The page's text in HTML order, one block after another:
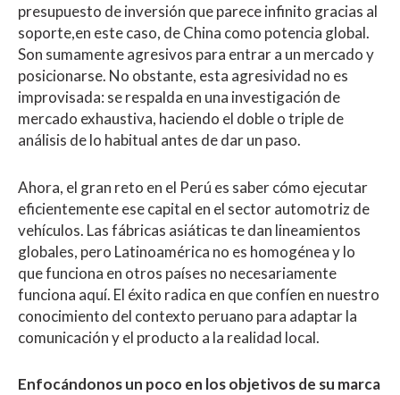
presupuesto de inversión que parece infinito gracias al
soporte,en este caso, de China como potencia global.
Son sumamente agresivos para entrar a un mercado y
posicionarse. No obstante, esta agresividad no es
improvisada: se respalda en una investigación de
mercado exhaustiva, haciendo el doble o triple de
análisis de lo habitual antes de dar un paso.
Ahora, el gran reto en el Perú es saber cómo ejecutar
eficientemente ese capital en el sector automotriz de
vehículos. Las fábricas asiáticas te dan lineamientos
globales, pero Latinoamérica no es homogénea y lo
que funciona en otros países no necesariamente
funciona aquí. El éxito radica en que confíen en nuestro
conocimiento del contexto peruano para adaptar la
comunicación y el producto a la realidad local.
Enfocándonos un poco en los objetivos de su marca